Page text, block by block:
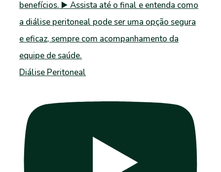
Diálise Peritoneal